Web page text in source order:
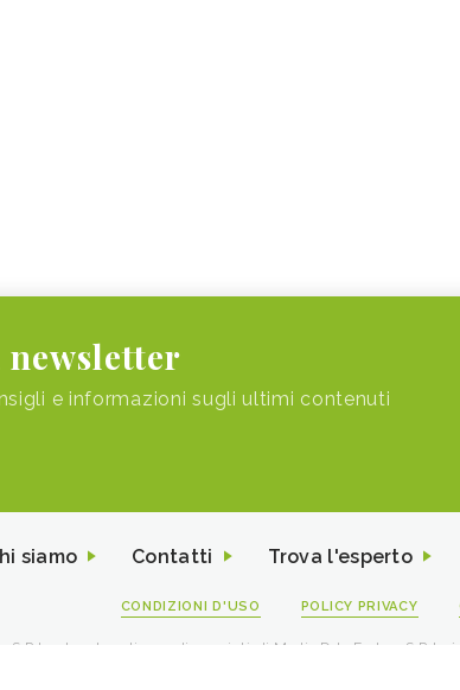
e informazioni sugli ultimi contenuti
siamo Contatti Trova l'esperto
CONDIZIONI D'USO POLICY PRIVACY
- I contenuti sono di proprietà di Media Data Factory S.R.L,